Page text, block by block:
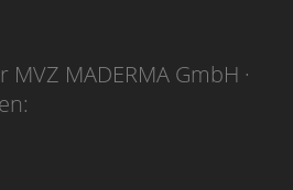
MADERMA GmbH ·